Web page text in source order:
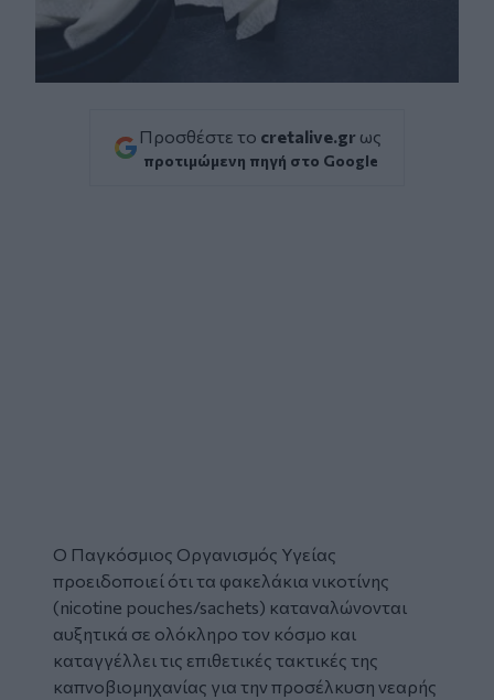
Προσθέστε το cretalive.gr ως
προτιμώμενη πηγή στο Google
Ο Παγκόσμιος Οργανισμός Υγείας
προειδοποιεί ότι τα φακελάκια νικοτίνης
(nicotine pouches/sachets) καταναλώνονται
αυξητικά σε ολόκληρο τον κόσμο και
καταγγέλλει τις επιθετικές τακτικές της
καπνοβιομηχανίας για την προσέλκυση νεαρής